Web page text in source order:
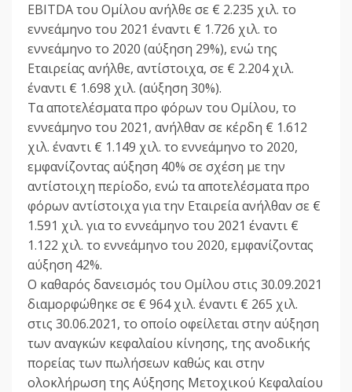
EBITDA του Ομίλου ανήλθε σε € 2.235 χιλ. το
εννεάμηνο του 2021 έναντι € 1.726 χιλ. το
εννεάμηνο το 2020 (αύξηση 29%), ενώ της
Εταιρείας ανήλθε, αντίστοιχα, σε € 2.204 χιλ.
έναντι € 1.698 χιλ. (αύξηση 30%).
Τα αποτελέσματα προ φόρων του Ομίλου, το
εννεάμηνο του 2021, ανήλθαν σε κέρδη € 1.612
χιλ. έναντι € 1.149 χιλ. το εννεάμηνο το 2020,
εμφανίζοντας αύξηση 40% σε σχέση με την
αντίστοιχη περίοδο, ενώ τα αποτελέσματα προ
φόρων αντίστοιχα για την Εταιρεία ανήλθαν σε €
1.591 χιλ. για το εννεάμηνο του 2021 έναντι €
1.122 χιλ. το εννεάμηνο του 2020, εμφανίζοντας
αύξηση 42%.
Ο καθαρός δανεισμός του Ομίλου στις 30.09.2021
διαμορφώθηκε σε € 964 χιλ. έναντι € 265 χιλ.
στις 30.06.2021, το οποίο οφείλεται στην αύξηση
των αναγκών κεφαλαίου κίνησης, της ανοδικής
πορείας των πωλήσεων καθώς και στην
ολοκλήρωση της Αύξησης Μετοχικού Κεφαλαίου